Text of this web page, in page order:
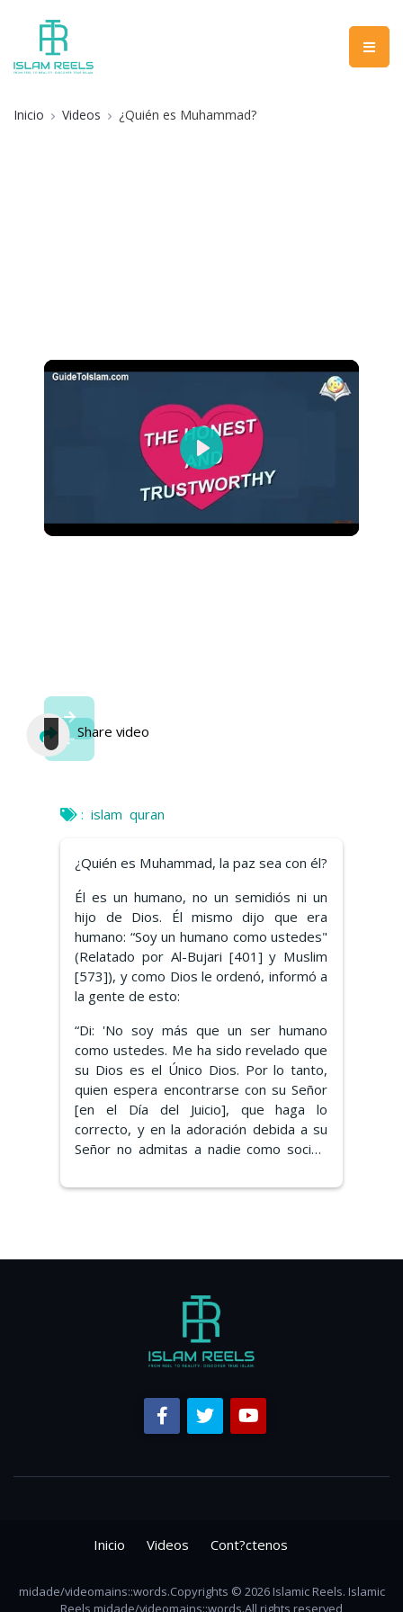
Inicio Videos ¿Quién es Muhammad?
Play
Share video
: islam quran
¿Quién es Muhammad, la paz sea con él?
Él es un humano, no un semidiós ni un
hijo de Dios. Él mismo dijo que era
humano: “Soy un humano como ustedes"
(Relatado por Al-Bujari [401] y Muslim
[573]), y como Dios le ordenó, informó a
la gente de esto:
“Di: 'No soy más que un ser humano
como ustedes. Me ha sido revelado que
su Dios es el Único Dios. Por lo tanto,
quien espera encontrarse con su Señor
[en el Día del Juicio], que haga lo
correcto, y en la adoración debida a su
Señor no admitas a nadie como socio'"
Inicio Videos Cont?ctenos
midade/videomains::words.Copyrights © 2026 Islamic Reels. Islamic
Reels midade/videomains::words.All rights reserved